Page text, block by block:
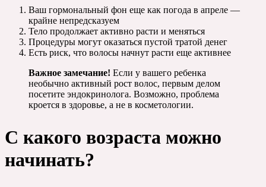
Ваш гормональный фон еще как погода в апреле —
крайне непредсказуем
Тело продолжает активно расти и меняться
Процедуры могут оказаться пустой тратой денег
Есть риск, что волосы начнут расти еще активнее
Важное замечание! Если у вашего ребенка
необычно активный рост волос, первым делом
посетите эндокринолога. Возможно, проблема
кроется в здоровье, а не в косметологии.
С какого возраста можно
начинать?